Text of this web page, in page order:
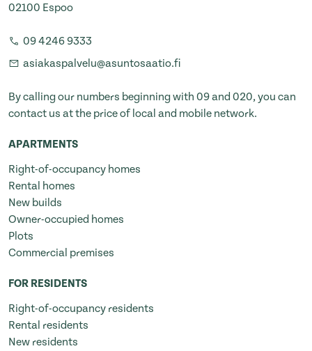
02100 Espoo
09 4246 9333
asiakaspalvelu@asuntosaatio.fi
By calling our numbers beginning with 09 and 020, you can
contact us at the price of local and mobile network.
APARTMENTS
Right-of-occupancy homes
Rental homes
New builds
Owner-occupied homes
Plots
Commercial premises
FOR RESIDENTS
Right-of-occupancy residents
Rental residents
New residents